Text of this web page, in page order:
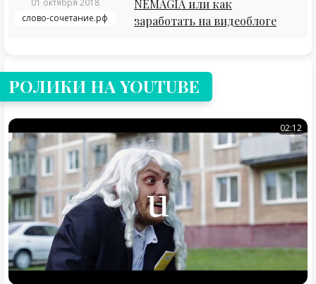
01 октября 2018
слово-сочетание.рф
NEMAGIA или как
заработать на видеоблоге
РОЛИКИ НА YOUTUBE
02:12